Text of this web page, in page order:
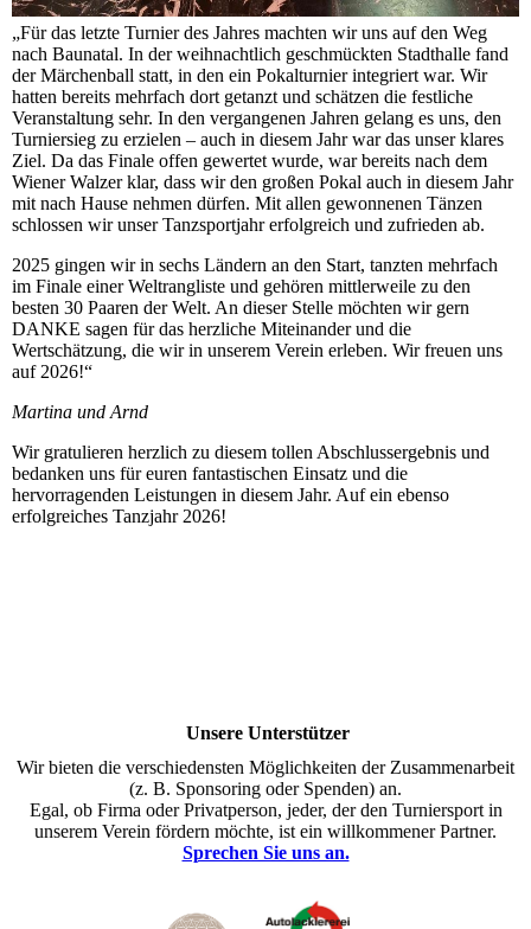
„Für das letzte Turnier des Jahres machten wir uns auf den Weg
nach Baunatal. In der weihnachtlich geschmückten Stadthalle fand
der Märchenball statt, in den ein Pokalturnier integriert war. Wir
hatten bereits mehrfach dort getanzt und schätzen die festliche
Veranstaltung sehr. In den vergangenen Jahren gelang es uns, den
Turniersieg zu erzielen – auch in diesem Jahr war das unser klares
Ziel. Da das Finale offen gewertet wurde, war bereits nach dem
Wiener Walzer klar, dass wir den großen Pokal auch in diesem Jahr
mit nach Hause nehmen dürfen. Mit allen gewonnenen Tänzen
schlossen wir unser Tanzsportjahr erfolgreich und zufrieden ab.
2025 gingen wir in sechs Ländern an den Start, tanzten mehrfach
im Finale einer Weltrangliste und gehören mittlerweile zu den
besten 30 Paaren der Welt. An dieser Stelle möchten wir gern
DANKE sagen für das herzliche Miteinander und die
Wertschätzung, die wir in unserem Verein erleben. Wir freuen uns
auf 2026!“
Martina und Arnd
Wir gratulieren herzlich zu diesem tollen Abschlussergebnis und
bedanken uns für euren fantastischen Einsatz und die
hervorragenden Leistungen in diesem Jahr. Auf ein ebenso
erfolgreiches Tanzjahr 2026!
Unsere Unterstützer
Wir bieten die verschiedensten Möglichkeiten der Zusammenarbeit
(z. B. Sponsoring oder Spenden) an.
Egal, ob Firma oder Privatperson, jeder, der den Turniersport in
unserem Verein fördern möchte, ist ein willkommener Partner.
Sprechen Sie uns an.